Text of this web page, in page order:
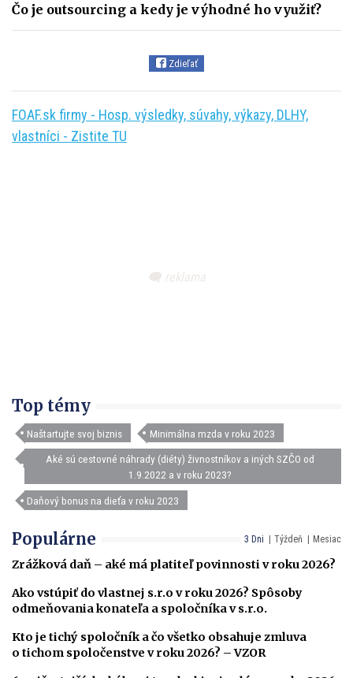
Čo je outsourcing a kedy je výhodné ho využiť?
Zdieľať
FOAF.sk firmy - Hosp. výsledky, súvahy, výkazy, DLHY,
vlastníci - Zistite TU
Top témy
Naštartujte svoj biznis Minimálna mzda v roku 2023
Aké sú cestovné náhrady (diéty) živnostníkov a iných SZČO od
1.9.2022 a v roku 2023?
Daňový bonus na dieťa v roku 2023
3 Dni Týždeň Mesiac
Populárne
Zrážková daň – aké má platiteľ povinnosti v roku 2026?
Ako vstúpiť do vlastnej s.r.o v roku 2026? Spôsoby
odmeňovania konateľa a spoločníka v s.r.o.
Kto je tichý spoločník a čo všetko obsahuje zmluva
o tichom spoločenstve v roku 2026? – VZOR